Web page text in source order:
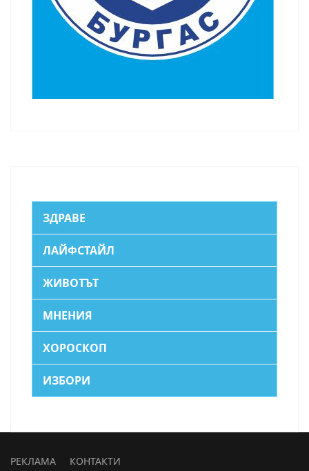
ЗДРАВЕ
ЛАЙФСТАЙЛ
ЖИВОТЪТ
МНЕНИЯ
ХОРОСКОП
ИЗБОРИ
РЕКЛАМА КОНТАКТИ